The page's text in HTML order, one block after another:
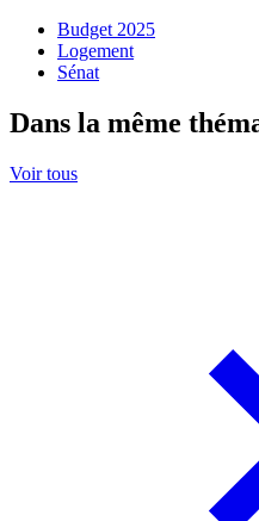
Budget 2025
Logement
Sénat
Dans la même
Voir tous